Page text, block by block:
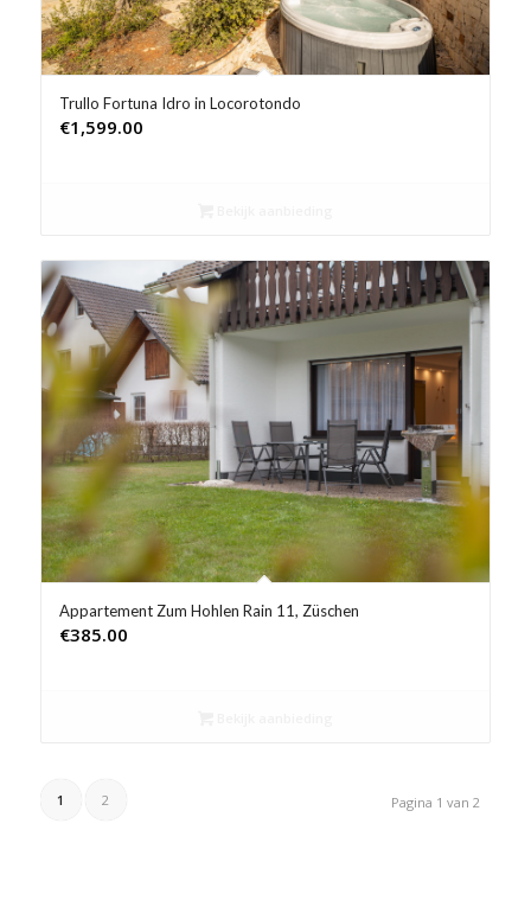
Trullo Fortuna Idro in Locorotondo
€1,599.00
Appartement Zum Hohlen Rain 11, Züschen
€385.00
Pagina 1 van 2
1 2